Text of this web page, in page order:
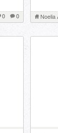
0 0 Noelia